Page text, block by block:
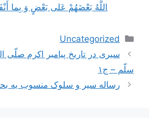
اللَّهُ بَعْضَهُمْ عَلى‌ بَعْضٍ وَ بِما
دسته‌ها
Uncategorized
ناوبری
نوشته‌ها
سیری در تاریخ پیامبر اکرم صلّی
سلّم – ج۱
رساله سیر و سلوک منسوب به